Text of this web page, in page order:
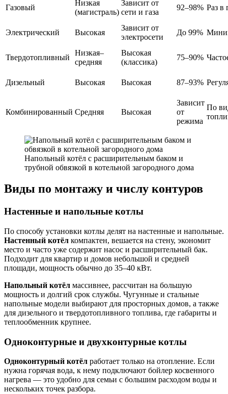
Газовый
Низкая
(магистраль)
Зависит от
сети и газа
92–98% Раз в
Электрический Высокая
Зависит от
электросети
До 99%
Твердотопливный
Низкая–
средняя
Высокая
(классика)
75–90%
Дизельный Высокая Высокая 87–93%
Комбинированный Средняя Высокая
Зависит
от
режима
По
Напольный котёл с расширительным баком и
трубной обвязкой в котельной загородного дома
Виды по монтажу и числу контуров
Настенные и напольные котлы
По способу установки котлы делят на настенные и напольные.
Настенный котёл компактен, вешается на стену, экономит
место и часто уже содержит насос и расширительный бак.
Подходит для квартир и домов небольшой и средней
площади, мощность обычно до 35–40 кВт.
Напольный котёл массивнее, рассчитан на большую
мощность и долгий срок службы. Чугунные и стальные
напольные модели выбирают для просторных домов, а также
для дизельного и твердотопливного топлива, где габариты и
теплообменник крупнее.
Одноконтурные и двухконтурные котлы
Одноконтурный котёл работает только на отопление. Если
нужна горячая вода, к нему подключают бойлер косвенного
нагрева — это удобно для семьи с большим расходом воды и
нескольких точек разбора.